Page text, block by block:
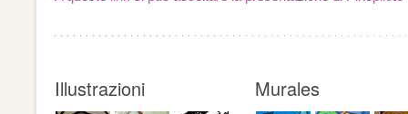
Illustrazioni Murales